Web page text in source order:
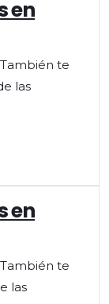
en
También te
las
en
También te
las